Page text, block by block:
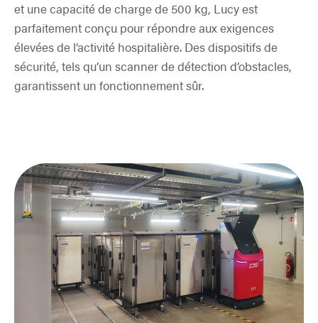
et une capacité de charge de 500 kg, Lucy est
parfaitement conçu pour répondre aux exigences
élevées de l’activité hospitalière. Des dispositifs de
sécurité, tels qu’un scanner de détection d’obstacles,
garantissent un fonctionnement sûr.